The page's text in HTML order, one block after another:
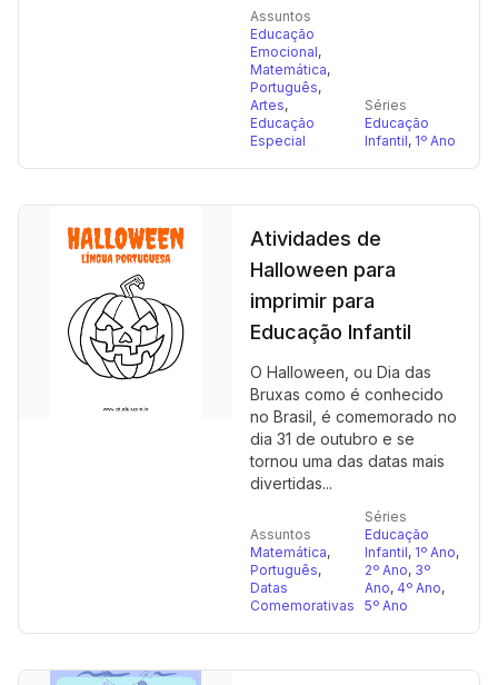
Assuntos
Educação
Emocional,
Matemática,
Português,
Artes,
Educação
Especial
Séries
Educação
Infantil, 1º Ano
Atividades de
Halloween para
imprimir para
Educação Infantil
O Halloween, ou Dia das
Bruxas como é conhecido
no Brasil, é comemorado no
dia 31 de outubro e se
tornou uma das datas mais
divertidas...
Assuntos
Matemática,
Português,
Datas
Comemorativas
Séries
Educação
Infantil, 1º Ano,
2º Ano, 3º
Ano, 4º Ano,
5º Ano